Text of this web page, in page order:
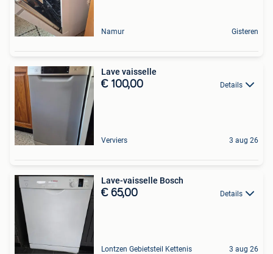
Namur Gisteren
Lave vaisselle
€ 100,00 Details
Verviers 3 aug 26
Lave-vaisselle Bosch
€ 65,00 Details
Lontzen Gebietsteil Kettenis 3 aug 26